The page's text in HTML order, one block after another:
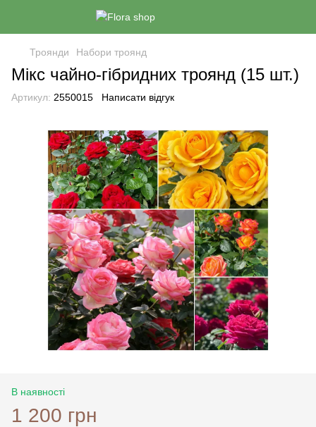
Троянди Набори троянд
Мікс чайно-гібридних троянд (15 шт.)
Артикул: 2550015 Написати відгук
В наявності
1 200 грн